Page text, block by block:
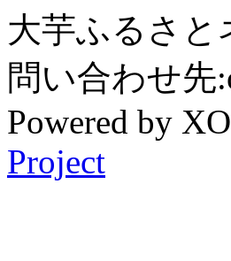
大芋ふるさと
問い合わせ先
Powered by
Project